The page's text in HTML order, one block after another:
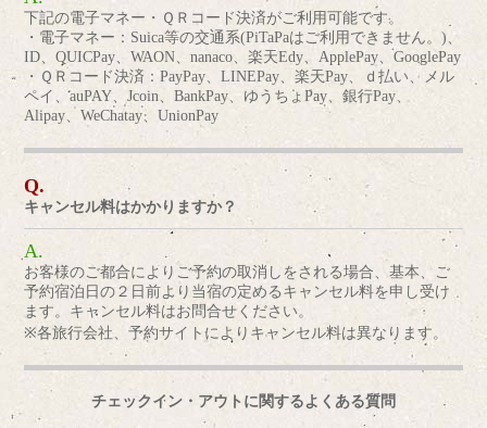
下記の電子マネー・ＱＲコード決済がご利用可能です。
・電子マネー：Suica等の交通系(PiTaPaはご利用できません。)、
ID、QUICPay、WAON、nanaco、楽天Edy、ApplePay、GooglePay
・ＱＲコード決済：PayPay、LINEPay、楽天Pay、ｄ払い、メル
ペイ、auPAY、Jcoin、BankPay、ゆうちょPay、銀行Pay、
Alipay、WeChatay、UnionPay
キャンセル料はかかりますか？
お客様のご都合によりご予約の取消しをされる場合、基本、ご
予約宿泊日の２日前より当宿の定めるキャンセル料を申し受け
ます。キャンセル料はお問合せください。
※各旅行会社、予約サイトによりキャンセル料は異なります。
チェックイン・アウトに関するよくある質問